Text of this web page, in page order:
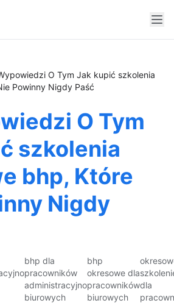
O Tym Jak kupić szkolenia
Powinny Nigdy Paść
O Tym
szkolenia
bhp, Które
Nigdy
bhp dla
pracowników
administracyjno
biurowych
bhp
okresowe dla
pracowników
biurowych
dla